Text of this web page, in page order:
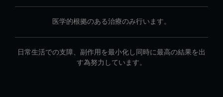
医学的根拠のある治療のみ行います。
日常生活での支障、副作用を最小化し同時に最高の結果を出
す為努力しています。